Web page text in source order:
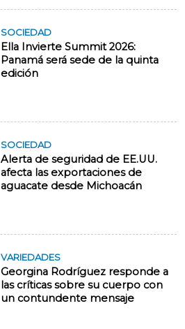
SOCIEDAD
Ella Invierte Summit 2026:
Panamá será sede de la quinta
edición
SOCIEDAD
Alerta de seguridad de EE.UU.
afecta las exportaciones de
aguacate desde Michoacán
VARIEDADES
Georgina Rodríguez responde a
las críticas sobre su cuerpo con
un contundente mensaje